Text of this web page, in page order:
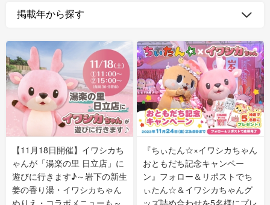
採用情報 本社所在地
> コラボ
> ミュージアム
> イワシカちゃん
> オンラインショップ
> メディア掲載
> その他
【7月1日～8月30日】夏イベン
ジアム
2026.07.01
> オリーブ
> その他
> その他のレシピ
豚バラ肉のくるくる巻き～細巻
岩下の新生姜について 岩下のらっきょうにつ
岩下の新生姜万年筆インク 書く描くコンテ
スト
岩下の新生姜Sing＆
～ニュージンジャーイ
【11月18日開催】イワシカち
ゃんが「湯楽の里 日立店」に
遊びに行きます♪～岩下の新生
姜の香り湯・イワシカちゃん
ぬりえ・コラボメニューも～
『ちぃたん☆×イワシカちゃん
おともだち記念キャンペー
ン』フォロー＆リポストでち
ぃたん☆＆イワシカちゃんグ
ッズ詰め合わせを5名様にプレ